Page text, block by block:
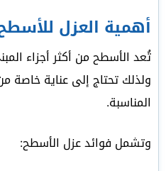
أهمية العزل
تُعد الأسطح من أكثر أجزاء
ولذلك تحتاج إلى عناية خاصة
المناسبة.
وتشمل فوائد عزل الأسطح: